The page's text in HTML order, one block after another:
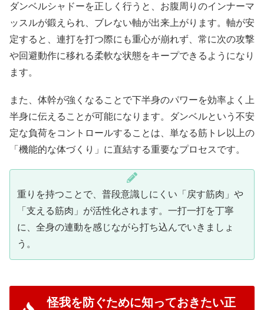
ダンベルシャドーを正しく行うと、お腹周りのインナーマ
ッスルが鍛えられ、ブレない軸が出来上がります。軸が安
定すると、連打を打つ際にも重心が崩れず、常に次の攻撃
や回避動作に移れる柔軟な状態をキープできるようになり
ます。
また、体幹が強くなることで下半身のパワーを効率よく上
半身に伝えることが可能になります。ダンベルという不安
定な負荷をコントロールすることは、単なる筋トレ以上の
「機能的な体づくり」に直結する重要なプロセスです。
重りを持つことで、普段意識しにくい「戻す筋肉」や
「支える筋肉」が活性化されます。一打一打を丁寧
に、全身の連動を感じながら打ち込んでいきましょ
う。
怪我を防ぐために知っておきたい正